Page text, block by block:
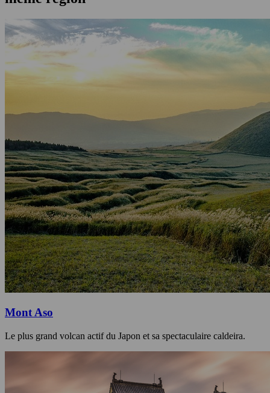
Mont Aso
Le plus grand volcan actif du Japon et sa spectaculaire caldeira.